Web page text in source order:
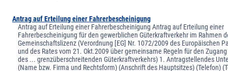
Antrag auf Erteilung einer Fahrerbescheinigung
Antrag auf Erteilung einer Fahrerbescheinigung Antrag auf Erteilung einer
Fahrerbescheinigung für den gewerblichen Güterkraftverkehr im Rahmen
Gemeinschaftslizenz (Verordnung [EG] Nr. 1072/2009 des Europäischen
und des Rates vom 21. Okt.2009 über gemeinsame Regeln für den
des ... grenzüberschreitenden Güterkraftverkehrs) 1. Antragstellendes
(Name bzw. Firma und Rechtsform) (Anschrift des Hauptsitzes) (Telefon)